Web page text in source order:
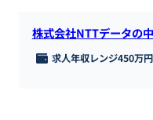
株式会社NTTデータの
求人年収レンジ450万円